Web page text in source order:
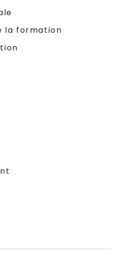
la formation